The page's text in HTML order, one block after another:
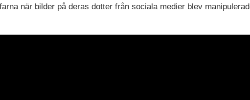
när bilder på deras dotter från sociala medier blev